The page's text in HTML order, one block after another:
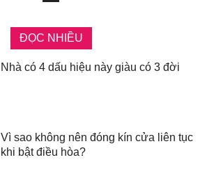
ĐỌC NHIỀU
Nhà có 4 dấu hiệu này giàu có 3 đời
Vì sao không nên đóng kín cửa liên tục
khi bật điều hòa?